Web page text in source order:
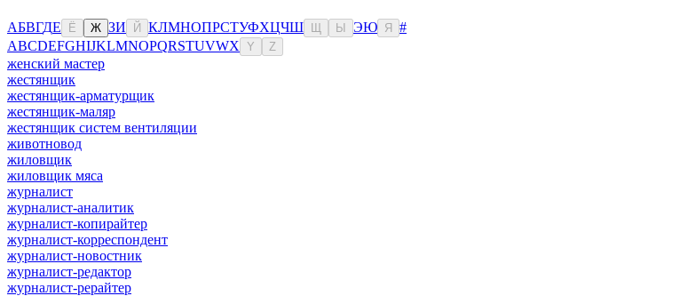
АБВГДЕ Ё Ж ЗИ Й КЛМНОПРСТУФХЦЧШ Ы ЭЮ Я
#
ABCDEFGHIJKLMNOPQRSTUVWX Y Z
женский мастер
жестянщик
жестянщик-арматурщик
жестянщик-маляр
жестянщик систем вентиляции
животновод
жиловщик
жиловщик мяса
журналист
журналист-аналитик
журналист-копирайтер
журналист-корреспондент
журналист-новостник
журналист-редактор
журналист-рерайтер